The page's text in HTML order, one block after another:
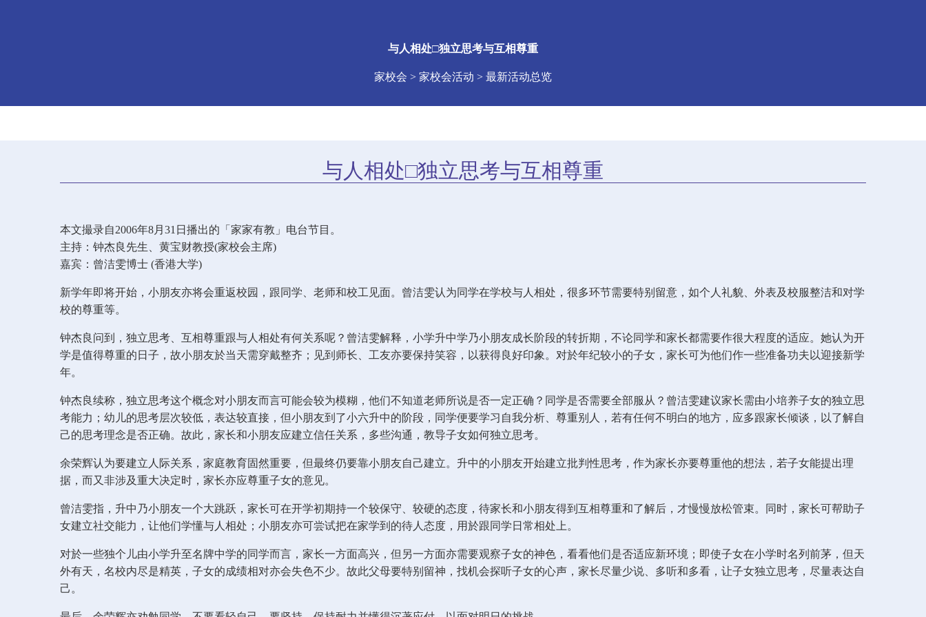
与人相处□独立思考与互相尊重
家校会 > 家校会活动 > 最新活动总览
与人相处□独立思考与互相尊重
本文撮录自2006年8月31日播出的「家家有教」电台节目。
主持：钟杰良先生、黄宝财教授(家校会主席)
嘉宾：曾洁雯博士 (香港大学)
新学年即将开始，小朋友亦将会重返校园，跟同学、老师和校工见面。曾洁雯认为同学在学校与人相处，很多环节需要特别留意，如个人礼貌、外表及校服整洁和对学
校的尊重等。
钟杰良问到，独立思考、互相尊重跟与人相处有何关系呢？曾洁雯解释，小学升中学乃小朋友成长阶段的转折期，不论同学和家长都需要作很大程度的适应。她认为开
学是值得尊重的日子，故小朋友於当天需穿戴整齐；见到师长、工友亦要保持笑容，以获得良好印象。对於年纪较小的子女，家长可为他们作一些准备功夫以迎接新学
年。
钟杰良续称，独立思考这个概念对小朋友而言可能会较为模糊，他们不知道老师所说是否一定正确？同学是否需要全部服从？曾洁雯建议家长需由小培养子女的独立思
考能力；幼儿的思考层次较低，表达较直接，但小朋友到了小六升中的阶段，同学便要学习自我分析、尊重别人，若有任何不明白的地方，应多跟家长倾谈，以了解自
己的思考理念是否正确。故此，家长和小朋友应建立信任关系，多些沟通，教导子女如何独立思考。
余荣辉认为要建立人际关系，家庭教育固然重要，但最终仍要靠小朋友自己建立。升中的小朋友开始建立批判性思考，作为家长亦要尊重他的想法，若子女能提出理
据，而又非涉及重大决定时，家长亦应尊重子女的意见。
曾洁雯指，升中乃小朋友一个大跳跃，家长可在开学初期持一个较保守、较硬的态度，待家长和小朋友得到互相尊重和了解后，才慢慢放松管束。同时，家长可帮助子
女建立社交能力，让他们学懂与人相处；小朋友亦可尝试把在家学到的待人态度，用於跟同学日常相处上。
对於一些独个儿由小学升至名牌中学的同学而言，家长一方面高兴，但另一方面亦需要观察子女的神色，看看他们是否适应新环境；即使子女在小学时名列前茅，但天
外有天，名校内尽是精英，子女的成绩相对亦会失色不少。故此父母要特别留神，找机会探听子女的心声，家长尽量少说、多听和多看，让子女独立思考，尽量表达自
己。